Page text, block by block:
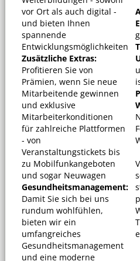
vor Ort als auch digital -
und bieten Ihnen
spannende
Entwicklungsmöglichkeiten
Zusätzliche Extras:
Profitieren Sie von
Prämien, wenn Sie neue
Mitarbeitende gewinnen
und exklusive
Mitarbeiterkonditionen
für zahlreiche Plattformen
- von
Veranstaltungstickets bis
zu Mobilfunkangeboten
und sogar Neuwagen
Gesundheitsmanagement:
Damit Sie sich bei uns
rundum wohlfühlen,
bieten wir ein
umfangreiches
Gesundheitsmanagement
und eine moderne